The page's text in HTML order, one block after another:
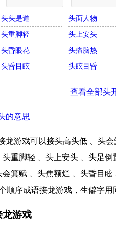
头头是道 头面人物
头重脚轻 头上安头
头昏眼花 头痛脑热
头昏目眩 头眩目昏
查看全部头
的意思
龙游戏可以接头高头低 、头
重脚轻 、头上安头 、头足
箕赋 、头焦额烂 、头昏目
顺序成语接龙游戏，生僻字用
龙游戏